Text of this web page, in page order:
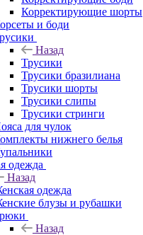
Корректирующие шорты
и боди
Назад
Трусики
Трусики бразилиана
Трусики шорты
Трусики слипы
Трусики стринги
для чулок
нижнего белья
одежда
Назад
одежда
блузы и рубашки
Назад